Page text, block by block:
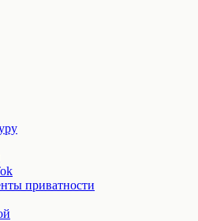
приватности